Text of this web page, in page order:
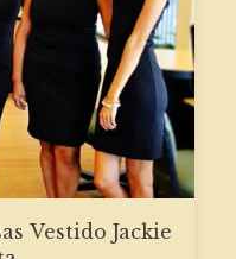
Vestido Jackie